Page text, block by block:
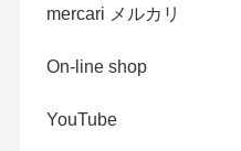
mercari メルカリ
On-line shop
YouTube